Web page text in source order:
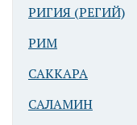
РИГИЯ (РЕГИЙ)
РИМ
САККАРА
САЛАМИН